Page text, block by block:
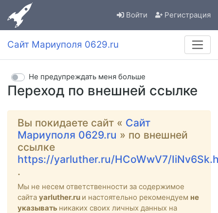
Войти Регистрация
Сайт Мариуполя 0629.ru
Переход по внешней ссылке
Не предупреждать меня больше
Вы покидаете сайт « Сайт
Мариуполя 0629.ru » по внешней
ссылке
https://yarluther.ru/HCoWwV7/
.
Мы не несем ответственности за содержимое
сайта yarluther.ru и настоятельно рекомендуем не
указывать никаких своих личных данных на